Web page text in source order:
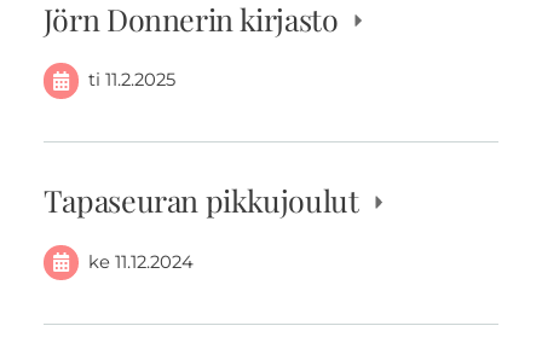
Jörn Donnerin kirjasto
ti 11.2.2025
Tapaseuran pikkujoulut
ke 11.12.2024